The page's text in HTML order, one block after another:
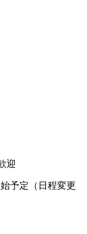
迎
予定（日程変更